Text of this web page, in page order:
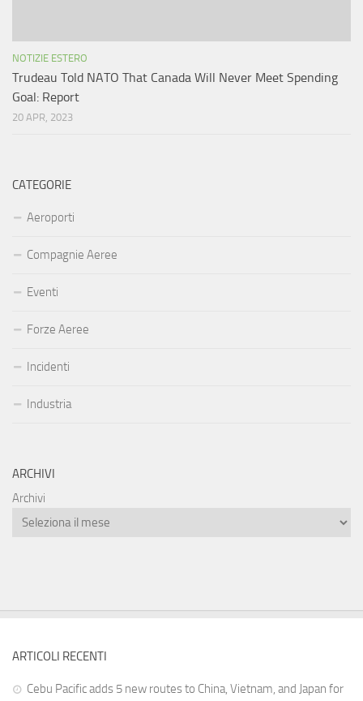
NOTIZIE ESTERO
Trudeau Told NATO That Canada Will Never Meet Spending
Goal: Report
20 APR, 2023
CATEGORIE
Aeroporti
Compagnie Aeree
Eventi
Forze Aeree
Incidenti
Industria
ARCHIVI
Archivi
ARTICOLI RECENTI
Cebu Pacific adds 5 new routes to China, Vietnam, and Japan for